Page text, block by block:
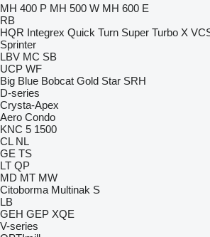
MH 400 P MH 500 W MH 600 E
RB
HQR Integrex Quick Turn Super Turbo X
Sprinter
LBV MC SB
UCP WF
Big Blue Bobcat Gold Star SRH
D-series
Crysta-Apex
Aero Condo
KNC 5 1500
CL NL
GE TS
LT QP
MD MT MW
Citoborma Multinak S
LB
GEH GEP XQE
V-series